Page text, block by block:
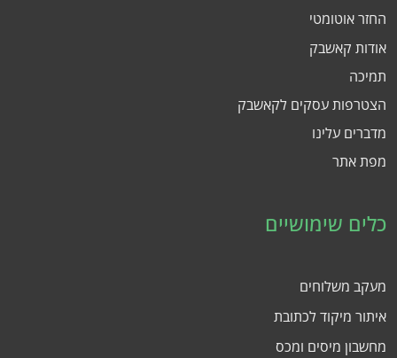
החזר אוטומטי
אודות קאשבק
תמיכה
הצטרפות עסקים לקאשבק
מדברים עלינו
מפת אתר
כלים שימושיים
מעקב משלוחים
איתור מיקוד לכתובת
מחשבון מיסים ומכס